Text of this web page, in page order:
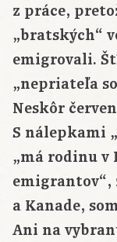
z práce,
„bratských“
emigrovali.
„nepriateľa
Neskôr
S nálepkami
„má rodinu v
emigrantov“,
a Kanade,
Ani na